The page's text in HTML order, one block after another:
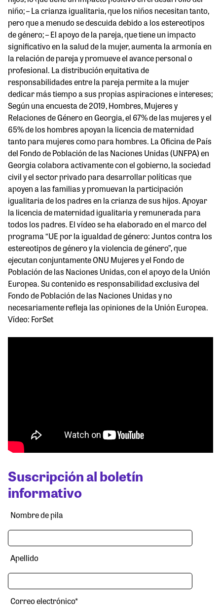
niño; – La crianza igualitaria, que los niños necesitan tanto,
pero que a menudo se descuida debido a los estereotipos
de género; – El apoyo de la pareja, que tiene un impacto
significativo en la salud de la mujer, aumenta la armonía en
la relación de pareja y promueve el avance personal o
profesional. La distribución equitativa de
responsabilidades entre la pareja permite a la mujer
dedicar más tiempo a sus propias aspiraciones e intereses;
Según una encuesta de 2019, Hombres, Mujeres y
Relaciones de Género en Georgia, el 67% de las mujeres y el
65% de los hombres apoyan la licencia de maternidad
tanto para mujeres como para hombres. La Oficina de País
del Fondo de Población de las Naciones Unidas (UNFPA) en
Georgia colabora activamente con el gobierno, la sociedad
civil y el sector privado para desarrollar políticas que
apoyen a las familias y promuevan la participación
igualitaria de los padres en la crianza de sus hijos. Apoyar
la licencia de maternidad igualitaria y remunerada para
todos los padres. El vídeo se ha elaborado en el marco del
programa “UE por la igualdad de género: Juntos contra los
estereotipos de género y la violencia de género”, que
ejecutan conjuntamente ONU Mujeres y el Fondo de
Población de las Naciones Unidas, con el apoyo de la Unión
Europea. Su contenido es responsabilidad exclusiva del
Fondo de Población de las Naciones Unidas y no
necesariamente refleja las opiniones de la Unión Europea.
Vídeo: ForSet
Suscripción al boletín
informativo
Nombre de pila
Apellido
Correo electrónico*